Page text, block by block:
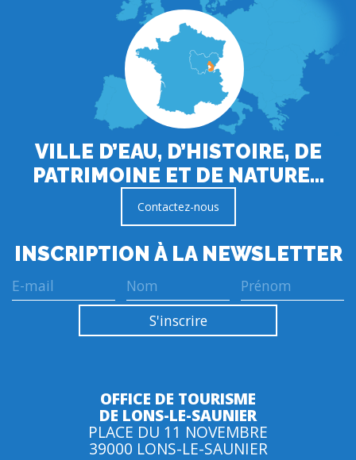
VILLE D’EAU, D’HISTOIRE, DE
PATRIMOINE ET DE NATURE…
Contactez-nous
INSCRIPTION À LA NEWSLETTER
OFFICE DE TOURISME
DE LONS-LE-SAUNIER
PLACE DU 11 NOVEMBRE
39000 LONS-LE-SAUNIER